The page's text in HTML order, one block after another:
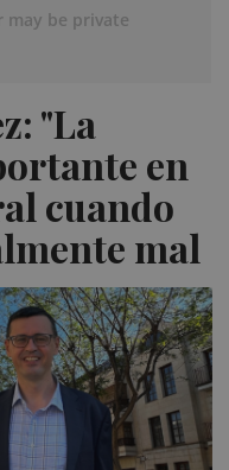
"La
en
cuando
mal